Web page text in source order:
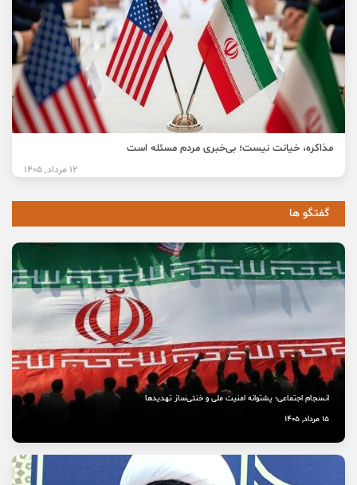
مذاکره، خیانت نیست؛ بی‌خبری مردم مسئله است
12 مرداد, 1405
گفتگو ها
انسجام اجتماعی؛ پشتوانه امنیت ملی و خنثی‌ساز تهدیدها
15 مرداد, 1405